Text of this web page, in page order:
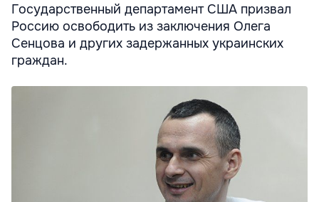
Государственный департамент США призвал
Россию освободить из заключения Олега
Сенцова и других задержанных украинских
граждан.